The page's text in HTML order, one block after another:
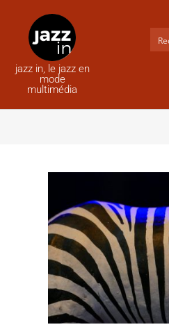
jazz in, le jazz en
mode
multimédia